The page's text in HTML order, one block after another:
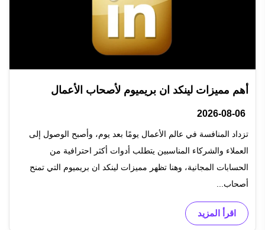
أهم مميزات لينكد ان بريميوم لأصحاب الأعمال
2026-08-06
تزداد المنافسة في عالم الأعمال يومًا بعد يوم، وأصبح الوصول إلى
العملاء والشركاء المناسبين يتطلب أدوات أكثر احترافية من
الحسابات المجانية، وهنا تظهر مميزات لينكد ان بريميوم التي تمنح
أصحاب...
اقرأ المزيد